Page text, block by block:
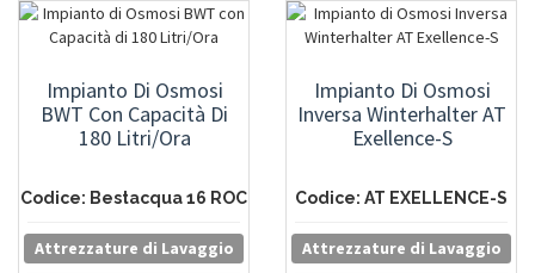
Impianto Di Osmosi
BWT Con Capacità Di
180 Litri/Ora
Codice: Bestacqua 16 ROC
Attrezzature di Lavaggio
Impianto Di Osmosi
Inversa Winterhalter AT
Exellence-S
Codice: AT EXELLENCE-S
Attrezzature di Lavaggio